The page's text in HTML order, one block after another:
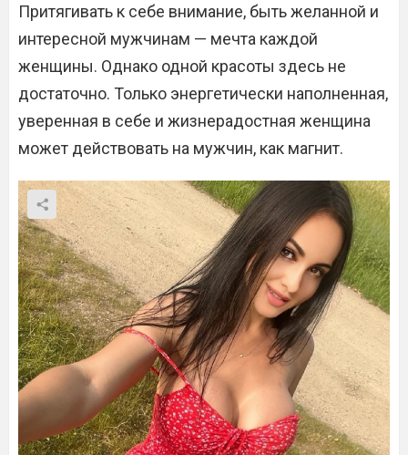
Притягивать к себе внимание, быть желанной и
интересной мужчинам — мечта каждой
женщины. Однако одной красоты здесь не
достаточно. Только энергетически наполненная,
уверенная в себе и жизнерадостная женщина
может действовать на мужчин, как магнит.